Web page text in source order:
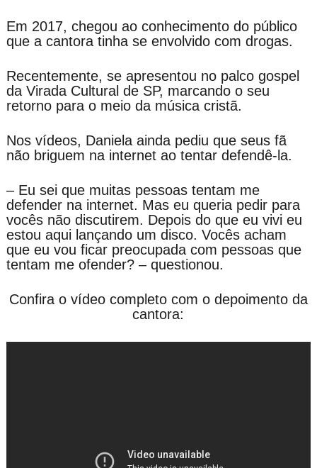
Em 2017, chegou ao conhecimento do público
que a cantora tinha se envolvido com drogas.
Recentemente, se apresentou no palco gospel
da Virada Cultural de SP, marcando o seu
retorno para o meio da música cristã.
Nos vídeos, Daniela ainda pediu que seus fã
não briguem na internet ao tentar defendê-la.
– Eu sei que muitas pessoas tentam me
defender na internet. Mas eu queria pedir para
vocês não discutirem. Depois do que eu vivi eu
estou aqui lançando um disco. Vocês acham
que eu vou ficar preocupada com pessoas que
tentam me ofender? – questionou.
Confira o vídeo completo com o depoimento da
cantora: